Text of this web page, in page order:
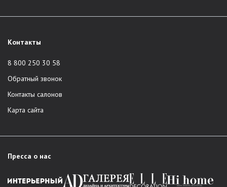
Контакты
8 800 250 30 58
Обратный звонок
Контакты салонов
Карта сайта
Пресса о нас